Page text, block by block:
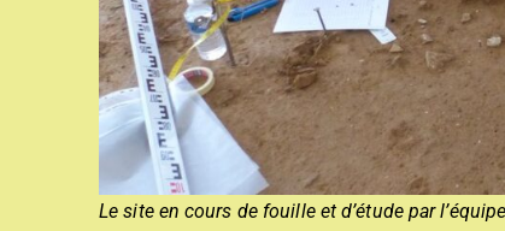
Le site en cours de fouille et d’étude par